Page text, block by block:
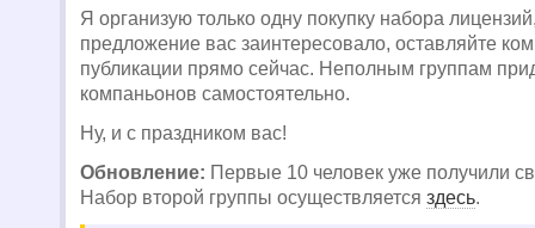
Я организую только одну покупку набора
предложение вас заинтересовало, оставляйте
публикации прямо сейчас. Неполным группам
компаньонов самостоятельно.
Ну, и с праздником вас!
Обновление: Первые 10 человек уже получили
Набор второй группы осуществляется здесь.